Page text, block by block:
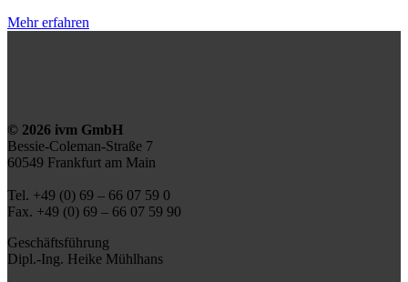
Mehr erfahren
© 2026 ivm GmbH
Bessie-Coleman-Straße 7
60549 Frankfurt am Main
Tel. +49 (0) 69 – 66 07 59 0
Fax. +49 (0) 69 – 66 07 59 90
Geschäftsführung
Dipl.-Ing. Heike Mühlhans